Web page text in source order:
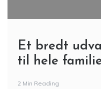
Et bredt
til hele
2 Min Reading